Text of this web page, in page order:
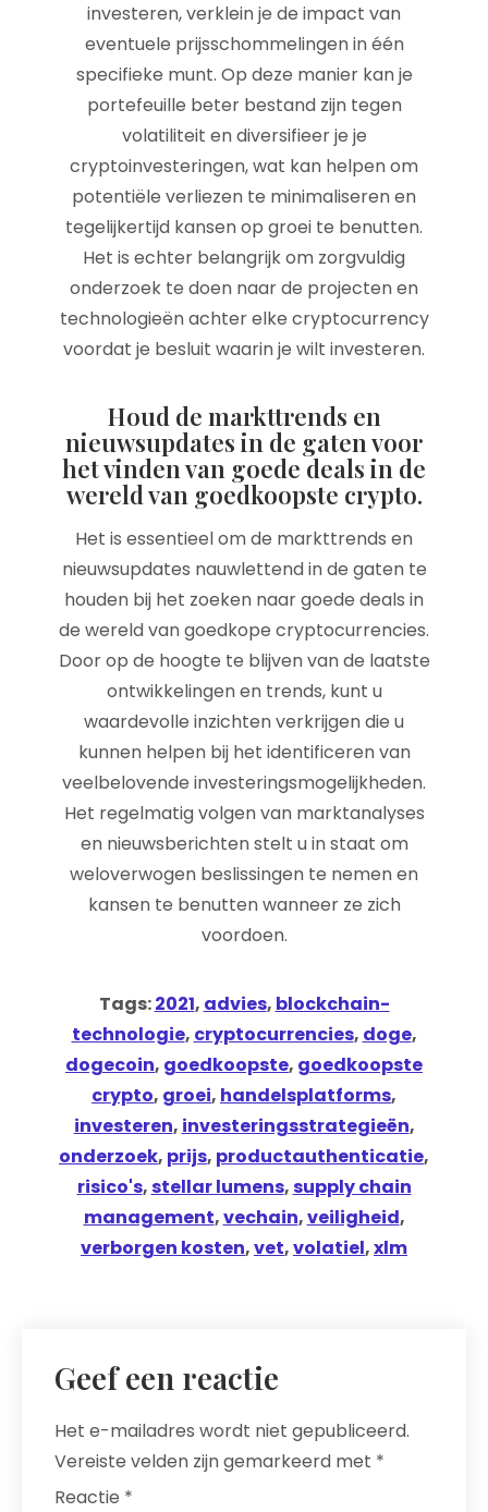
investeren, verklein je de impact van
eventuele prijsschommelingen in één
specifieke munt. Op deze manier kan je
portefeuille beter bestand zijn tegen
volatiliteit en diversifieer je je
cryptoinvesteringen, wat kan helpen om
potentiële verliezen te minimaliseren en
tegelijkertijd kansen op groei te benutten.
Het is echter belangrijk om zorgvuldig
onderzoek te doen naar de projecten en
technologieën achter elke cryptocurrency
voordat je besluit waarin je wilt investeren.
Houd de markttrends en
nieuwsupdates in de gaten voor
het vinden van goede deals in de
wereld van goedkoopste crypto.
Het is essentieel om de markttrends en
nieuwsupdates nauwlettend in de gaten te
houden bij het zoeken naar goede deals in
de wereld van goedkope cryptocurrencies.
Door op de hoogte te blijven van de laatste
ontwikkelingen en trends, kunt u
waardevolle inzichten verkrijgen die u
kunnen helpen bij het identificeren van
veelbelovende investeringsmogelijkheden.
Het regelmatig volgen van marktanalyses
en nieuwsberichten stelt u in staat om
weloverwogen beslissingen te nemen en
kansen te benutten wanneer ze zich
voordoen.
Tags:2021, advies, blockchain-
technologie, cryptocurrencies, doge,
dogecoin, goedkoopste, goedkoopste
crypto, groei, handelsplatforms,
investeren, investeringsstrategieën,
onderzoek, prijs, productauthenticatie,
risico's,stellar lumens,supply chain
management,vechain,veiligheid,
verborgen kosten,vet,volatiel,xlm
Geef een reactie
Het e-mailadres wordt niet gepubliceerd.
Vereiste velden zijn gemarkeerd met *
Reactie *